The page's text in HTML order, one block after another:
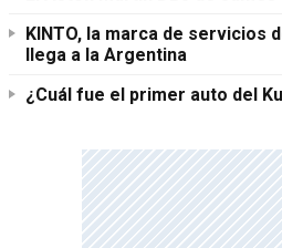
KINTO, la marca de servicios
llega a la Argentina
¿Cuál fue el primer auto del